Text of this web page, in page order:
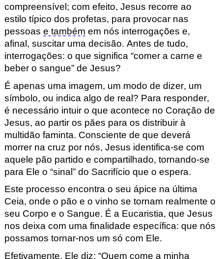
compreensível; com efeito, Jesus recorre ao
estilo típico dos profetas, para provocar nas
pessoas e também em nós interrogações e,
afinal, suscitar uma decisão. Antes de tudo,
interrogações: o que significa “comer a carne e
beber o sangue”de Jesus?
É apenas uma imagem, um modo de dizer, um
símbolo, ou indica algo de real? Para responder,
é necessário intuir o que acontece no Coração de
Jesus, ao partir os pães para os distribuir à
multidão faminta. Consciente de que deverá
morrer na cruz por nós, Jesus identifica-se com
aquele pão partido e compartilhado, tornando-se
para Ele o “sinal”do Sacrifício que o espera.
Este processo encontra o seu ápice na última
Ceia, onde o pão e o vinho se tornam realmente o
seu Corpo e o Sangue. É a Eucaristia, que Jesus
nos deixa com uma finalidade específica: que nós
possamos tornar-nos um só com Ele.
Efetivamente, Ele diz: “Quem come a minha